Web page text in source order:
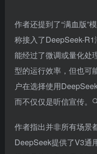
作者还提到了“满血版”
称接入了DeepSeek-
能经过了微调或量化处
型的运行效率，但也可
户在选择使用
而不仅仅是听信宣传。
作者指出并非所有场景
DeepSeek提供了V3通